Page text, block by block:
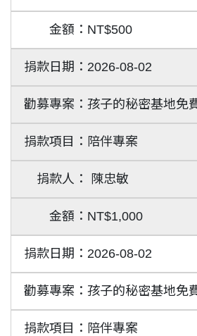
NT$500
2026-08-02
孩子的秘密基地免
陪伴專案
陳忠敏
NT$1,000
2026-08-02
孩子的秘密基地免
陪伴專案